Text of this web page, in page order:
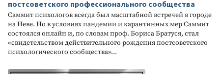
постсоветского профессионального сообщества
Саммит психологов всегда был масштабной встречей в городе
на Неве. Но в условиях пандемии и карантинных мер Саммит
состоялся онлайн и, по словам проф. Бориса Братуся, стал
«свидетельством действительного рождения постсоветского
психологического сообщества»...